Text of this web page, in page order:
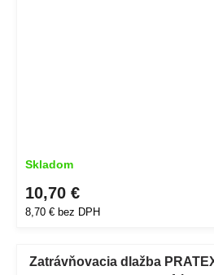
Skladom
8,70 € bez DPH
10,70 €
Zatrávňovacia dlažba